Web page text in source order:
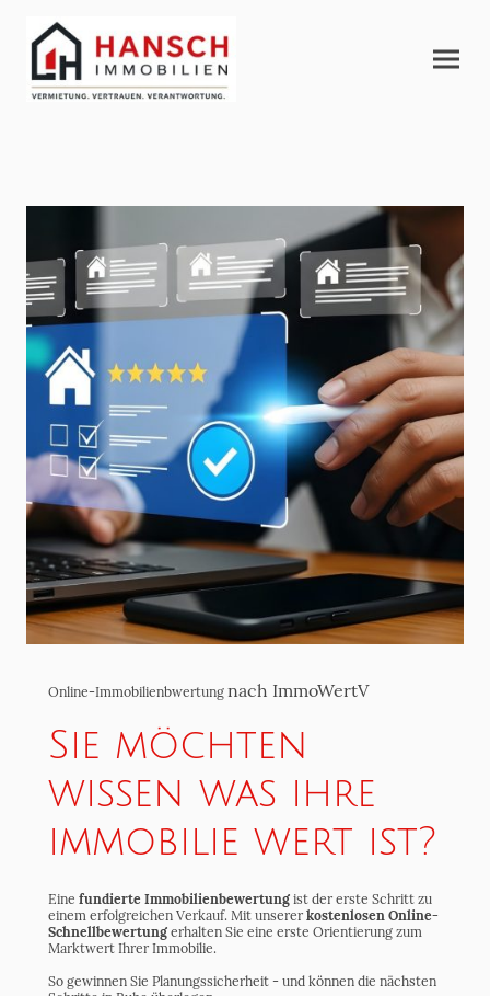
Online-Immobilienbwertung nach ImmoWertV
Sie möchten
wissen was ihre
immobilie wert ist?
Eine fundierte Immobilienbewertung ist der erste Schritt zu
einem erfolgreichen Verkauf. Mit unserer kostenlosen Online-
Schnellbewertung erhalten Sie eine erste Orientierung zum
Marktwert Ihrer Immobilie.
So gewinnen Sie Planungssicherheit - und können die nächsten